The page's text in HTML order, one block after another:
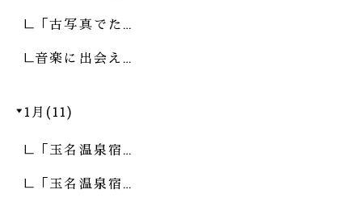
「古写真でた…
音楽に出会え…
1月(11)
「玉名温泉宿…
「玉名温泉宿…